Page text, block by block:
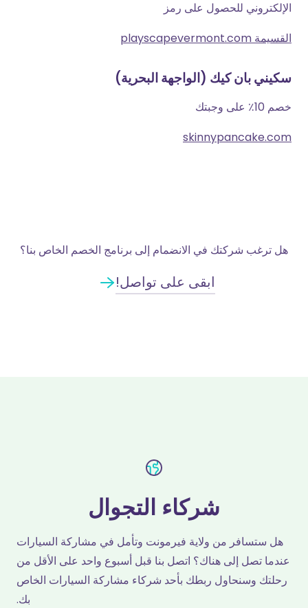
الإلكتروني للحصول على رمز
القسيمة playscapevermont.com
سكيني بان كيك (الواجهة البحرية)
خصم 10٪ على وجبتك
skinnypancake.com
هل ترغب شركتك في الانضمام إلى برنامج الخصم الخاص بنا؟
ابقى على تواصل!
شركاء التجوال
هل ستسافر من ولاية فيرمونت وتأمل في مشاركة السيارات
عندما تصل إلى هناك؟ اتصل بنا قبل أسبوع واحد على الأقل من
رحلتك وسنحاول ربطك بأحد شركاء مشاركة السيارات الخاص
بك.